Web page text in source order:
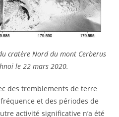
cratère Nord du mont Cerberus
le 22 mars 2020.
des tremblements de terre
et des périodes de
activité significative n’a été